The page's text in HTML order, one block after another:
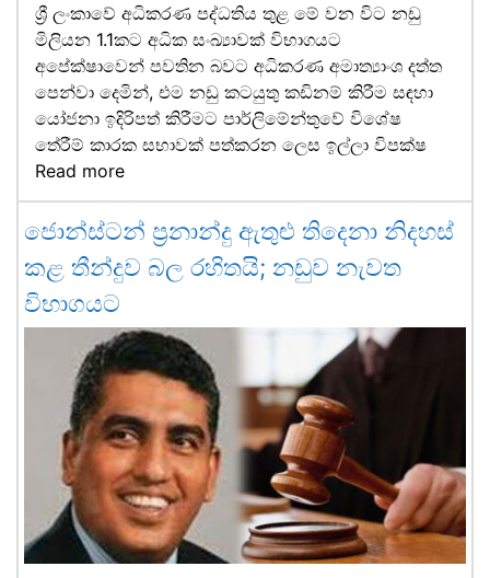
ශ්‍රී ලංකාවේ අධිකරණ පද්ධතිය තුළ මේ වන විට නඩු
මිලියන 1.1කට අධික සංඛ්‍යාවක් විභාගයට
අපේක්ෂාවෙන් පවතින බවට අධිකරණ අමාත්‍යාංශ දත්ත
පෙන්වා දෙමින්, එම නඩු කටයුතු කඩිනම් කිරීම සඳහා
යෝජනා ඉදිරිපත් කිරීමට පාර්ලිමේන්තුවේ විශේෂ
තේරීම් කාරක සභාවක් පත්කරන ලෙස ඉල්ලා විපක්ෂ
Read more
ජොන්ස්ටන් ප්‍රනාන්දු ඇතුළු තිදෙනා නිදහස්
කළ තීන්දුව බල රහිතයි; නඩුව නැවත
විභාගයට